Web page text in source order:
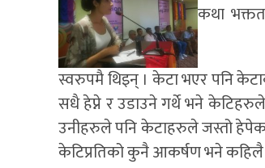
कथा
स्वरुपमै थिइन् । केटा भएर पनि
सधै हेप्ने र उडाउने गर्थे भने केटिहरुले
उनीहरुले पनि केटाहरुले जस्तो
केटिप्रतिको कुनै आकर्षण भने